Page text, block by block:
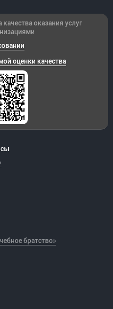
братство»
оказания услуг
оценки качества